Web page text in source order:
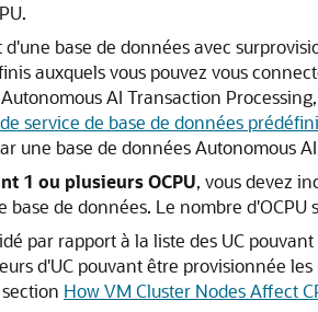
base de données avec
auxquels vous pouvez vous
AI Transaction
service de base de données
une base de données Autonomous
1 ou plusieurs OCPU, vous devez
base de données. Le nombre
par rapport à la liste des UC
d'UC pouvant être provisionnée
How VM Cluster Nodes Affect